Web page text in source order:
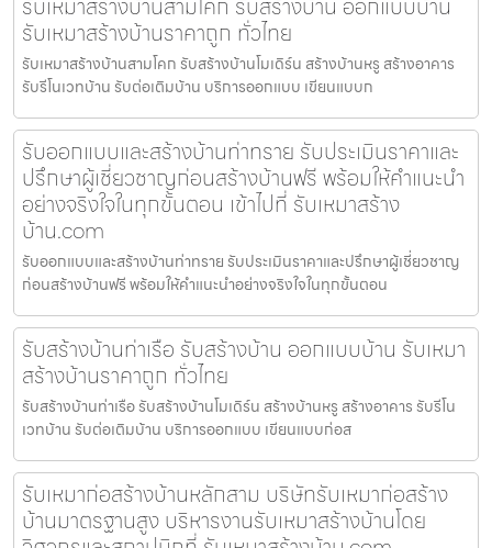
รับเหมาสร้างบ้านราคาถูก ทั่วไทย
รับเหมาสร้างบ้านสามโคก รับสร้างบ้านโมเดิร์น สร้างบ้านหรู สร้างอาคาร
รับรีโนเวทบ้าน รับต่อเติมบ้าน บริการออกแบบ เขียนแบบก
รับออกแบบและสร้างบ้านท่าทราย รับประเมินราคาและ
ปรึกษาผู้เชี่ยวชาญก่อนสร้างบ้านฟรี พร้อมให้คำแนะนำ
อย่างจริงใจในทุกขั้นตอน เข้าไปที่ รับเหมาสร้าง
บ้าน.com
รับออกแบบและสร้างบ้านท่าทราย รับประเมินราคาและปรึกษาผู้เชี่ยวชาญ
ก่อนสร้างบ้านฟรี พร้อมให้คำแนะนำอย่างจริงใจในทุกขั้นตอน
รับสร้างบ้านท่าเรือ รับสร้างบ้าน ออกแบบบ้าน รับเหมา
สร้างบ้านราคาถูก ทั่วไทย
รับสร้างบ้านท่าเรือ รับสร้างบ้านโมเดิร์น สร้างบ้านหรู สร้างอาคาร รับรีโน
เวทบ้าน รับต่อเติมบ้าน บริการออกแบบ เขียนแบบก่อส
รับเหมาก่อสร้างบ้านหลักสาม บริษัทรับเหมาก่อสร้าง
บ้านมาตรฐานสูง บริหารงานรับเหมาสร้างบ้านโดย